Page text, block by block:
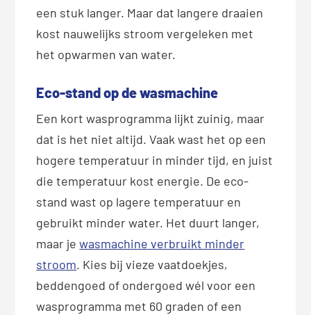
een stuk langer. Maar dat langere draaien
kost nauwelijks stroom vergeleken met
het opwarmen van water.
Eco-stand op de wasmachine
Een kort wasprogramma lijkt zuinig, maar
dat is het niet altijd. Vaak wast het op een
hogere temperatuur in minder tijd, en juist
die temperatuur kost energie. De eco-
stand wast op lagere temperatuur en
gebruikt minder water. Het duurt langer,
maar jewasmachine verbruikt minder
stroom. Kies bij vieze vaatdoekjes,
beddengoed of ondergoed wél voor een
wasprogramma met 60 graden of een